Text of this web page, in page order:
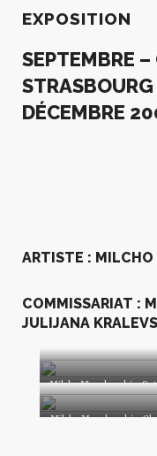
EXPOSITION
SEPTEMBRE
STRASBOURG
DÉCEMBRE
ARTISTE : MILCHO
COMMISSARIAT :
JULIJANA
Milcho Manchevski «
Milcho Manchevski «